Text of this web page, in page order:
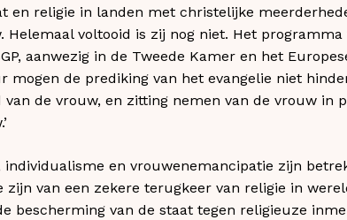
en religie in landen met christelijke
Helemaal voltooid is zij nog niet. Het
aanwezig in de Tweede Kamer en het
mogen de prediking van het evangelie niet
van de vrouw, en zitting nemen van de vrouw in
individualisme en vrouwenemancipatie zijn
van een zekere terugkeer van religie in
bescherming van de staat tegen religieuze